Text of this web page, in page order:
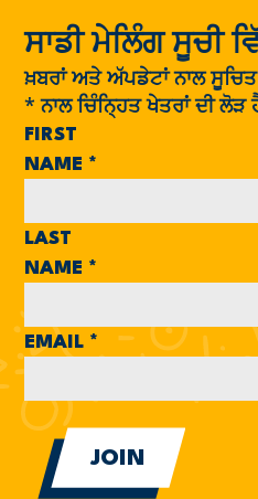
ਸਾਡੀ ਮੇਲਿੰਗ ਸੂਚੀ
ਖ਼ਬਰਾਂ ਅਤੇ ਅੱਪਡੇਟਾਂ ਨਾਲ
* ਨਾਲ ਚਿੰਨ੍ਹਿਤ ਖੇਤਰਾਂ ਦੀ ਲੋੜ
FIRST
NAME *
LAST
NAME *
EMAIL *